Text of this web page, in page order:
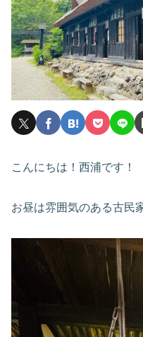
こんにちは！西浦です！
お昼は雰囲気のある古民